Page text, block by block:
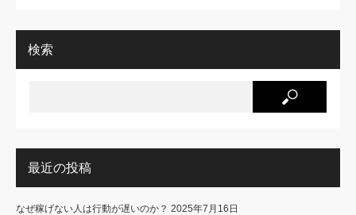
検索
最近の投稿
なぜ稼げない人は行動が遅いのか？ 2025年7月16日